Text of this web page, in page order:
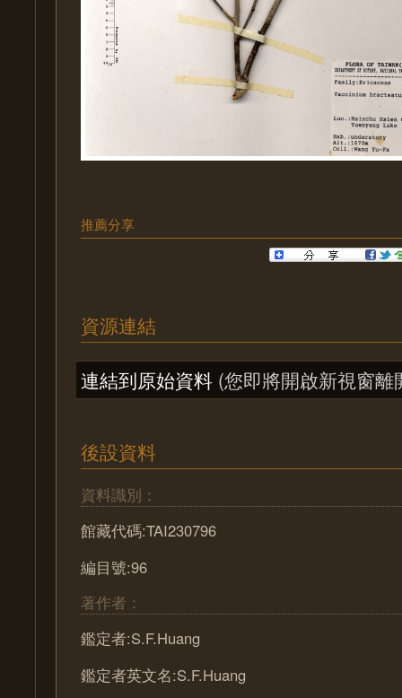
推薦分享
資源連結
連結到原始資料 (您即將開啟新視窗離
後設資料
資料識別：
館藏代碼:TAI230796
編目號:96
著作者：
鑑定者:S.F.Huang
鑑定者英文名:S.F.Huang